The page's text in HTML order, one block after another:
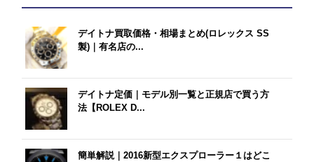
デイトナ買取価格・相場まとめ(ロレックス SS
製)｜有名店の...
デイトナ定価｜モデル別一覧と正規店で買う方
法【ROLEX D...
簡単解説｜2016新型エクスプローラー１はどこ